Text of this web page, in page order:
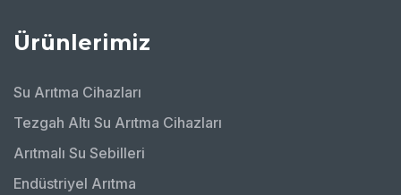
Ürünlerimiz
Su Arıtma Cihazları
Tezgah Altı Su Arıtma Cihazları
Arıtmalı Su Sebilleri
Endüstriyel Arıtma